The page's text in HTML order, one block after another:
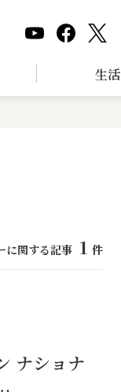
生活
に関する記事 1 件
ナショナ